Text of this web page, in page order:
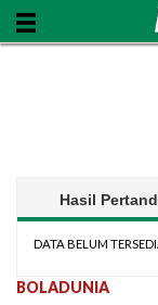
Hasil
DATA BELUM
BOLADUNIA